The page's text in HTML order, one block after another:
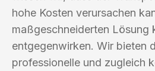
hohe Kosten verursachen
maßgeschneiderten Lösung
entgegenwirken. Wir bieten
professionelle und zugleich